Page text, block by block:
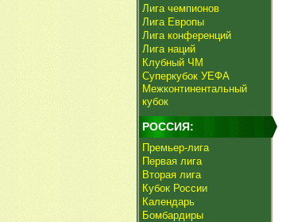
Лига чемпионов
Лига Европы
Лига конференций
Лига наций
Клубный ЧМ
Суперкубок УЕФА
Межконтинентальный
кубок
РОССИЯ:
Премьер-лига
Первая лига
Вторая лига
Кубок России
Календарь
Бомбардиры